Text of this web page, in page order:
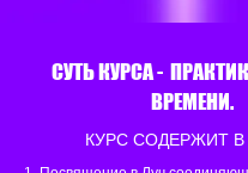
СУТЬ КУРСА -
ВРЕМЕНИ.
КУРС СОДЕРЖИТ В